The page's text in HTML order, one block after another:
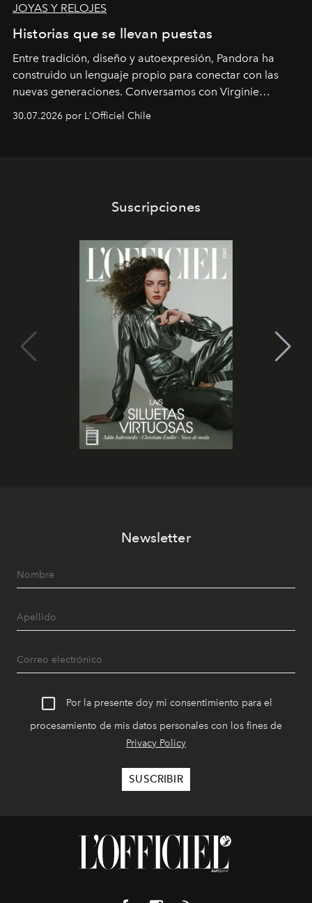
JOYAS Y RELOJES
Historias que se llevan puestas
Entre tradición, diseño y autoexpresión, Pandora ha
construido un lenguaje propio para conectar con las
nuevas generaciones. Conversamos con Virginie
Latinoamérica, sobre identidad, cultura y el valor
30.07.2026 por L'Officiel Chile
Suscripciones
Newsletter
Por la presente doy mi consentimiento para el
procesamiento de mis datos personales con los fines de
Privacy Policy